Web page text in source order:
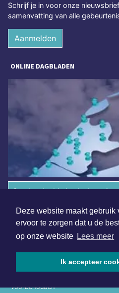
Deze website maakt gebruik
ervoor te zorgen dat u de
op onze website Lees meer
Ik accepteer
Schrijf je in voor onze
samenvatting van alle
Aanmelden
ONLINE DAGBLADEN
Overige dagbladen in de regio
voorbehouden
Algemene voorwaarden
Disclaimer